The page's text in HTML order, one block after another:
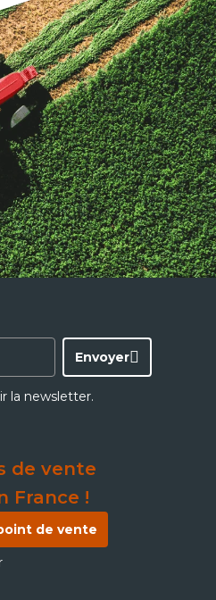
la newsletter.
Envoyer
de vente
France !
de vente